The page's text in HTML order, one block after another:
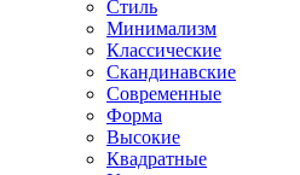
Стиль
Минимализм
Классические
Скандинавские
Современные
Форма
Высокие
Квадратные